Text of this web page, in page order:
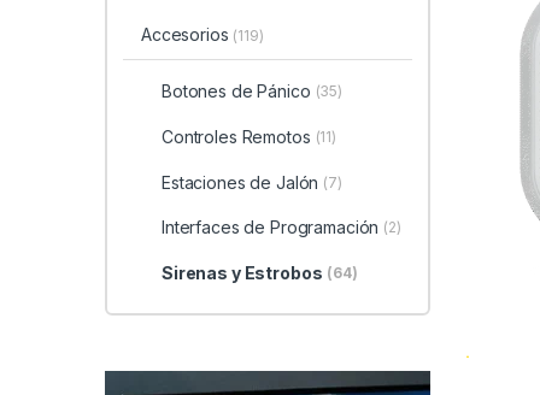
Accesorios (119)
Botones de Pánico (35)
Controles Remotos (11)
Estaciones de Jalón (7)
Interfaces de Programación (2)
Sirenas y Estrobos (64)